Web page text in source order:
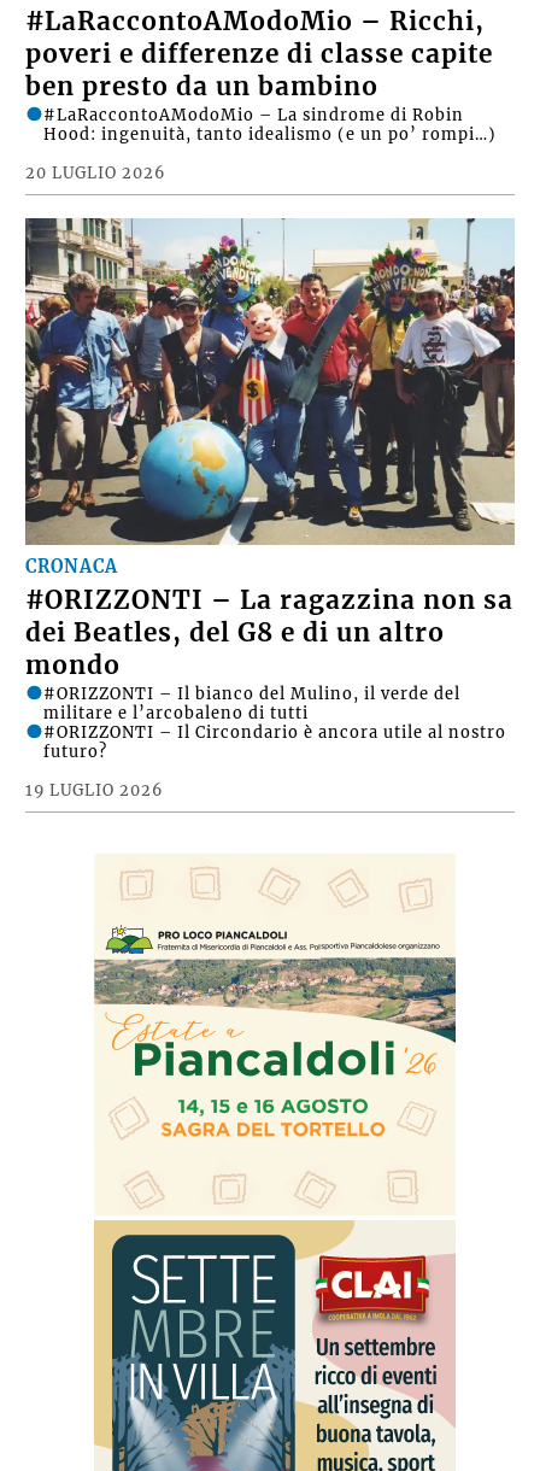
#LaRaccontoAModoMio – Ricchi,
poveri e differenze di classe capite
ben presto da un bambino
20 LUGLIO 2026
#LaRaccontoAModoMio – La sindrome di Robin
Hood: ingenuità, tanto idealismo (e un po’ rompi…)
CRONACA
#ORIZZONTI – La ragazzina non sa
dei Beatles, del G8 e di un altro
mondo
19 LUGLIO 2026
#ORIZZONTI – Il bianco del Mulino, il verde del
militare e l’arcobaleno di tutti
#ORIZZONTI – Il Circondario è ancora utile al nostro
futuro?